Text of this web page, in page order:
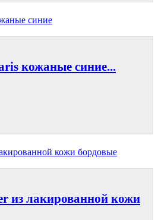
кожаные синие...
из лакированной кожи